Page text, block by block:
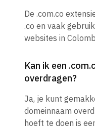
De .com.co
.co en vaak
websites in
Kan ik een
overdragen?
Ja, je kunt
domeinnaam
hoeft te doen is